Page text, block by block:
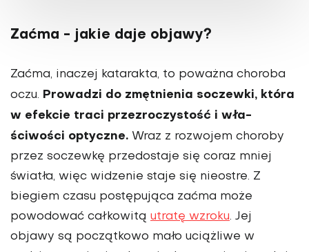
Zaćma - jakie daje objawy?
Zaćma, inaczej katarakta, to poważna choroba
oczu. Prowadzi do zmętnienia soczewki, która
w efekcie traci przezroczystość i wła­
ściwości optyczne. Wraz z rozwojem choroby
przez soczewkę przedostaje się coraz mniej
światła, więc widzenie staje się nieostre. Z
biegiem czasu postępują­ca zaćma może
powodować całkowitą utratę wzroku. Jej
objawy są początkowo mało uciążliwe w